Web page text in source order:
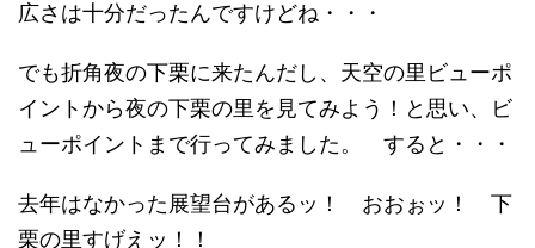
広さは十分だったんですけどね・・・
でも折角夜の下栗に来たんだし、天空の里ビューポ
イントから夜の下栗の里を見てみよう！と思い、ビ
ューポイントまで行ってみました。 すると・・・
去年はなかった展望台があるッ！ おおぉッ！ 下
栗の里すげえッ！！